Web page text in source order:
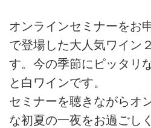
オンラインセミナーをお
で登場した大人気ワイン
す。今の季節にピッタリ
と白ワインです。
セミナーを聴きながらオ
な初夏の一夜をお過ごし